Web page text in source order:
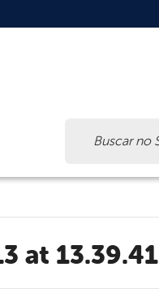
at 13.39.41